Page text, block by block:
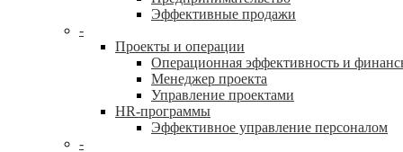
Эффективные продажи
-
Проекты и операции
Операционная эффективность и
Менеджер проекта
Управление проектами
HR-программы
Эффективное управление персоналом
-